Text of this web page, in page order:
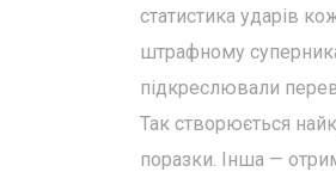
статистика ударів
штрафному
підкреслювали
Так створюється
поразки. Інша —